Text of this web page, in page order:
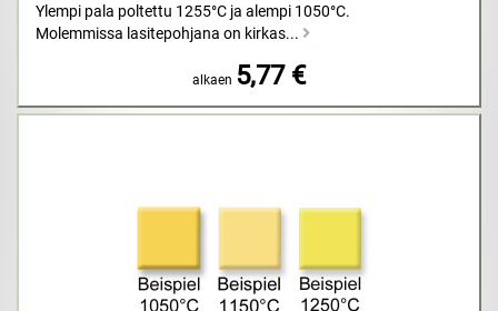
Ylempi pala poltettu 1255°C ja alempi 1050°C.
Molemmissa lasitepohjana on kirkas...
alkaen 5,77 €